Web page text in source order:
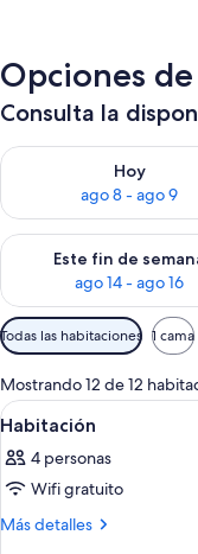
Opciones
Consulta la
Hoy
ago 8 - ago 9
Consulta la
Este fin de
ago 14 - ago 16
Consulta la
Filtros
disponibles
para
las
habitaciones
Todas las habitaciones 1 cama
Mostrando 12 de 12
Abrir
todas
las
fotos
de
9
Habitación
4 personas
Wifi gratuito
Más detalles
Más